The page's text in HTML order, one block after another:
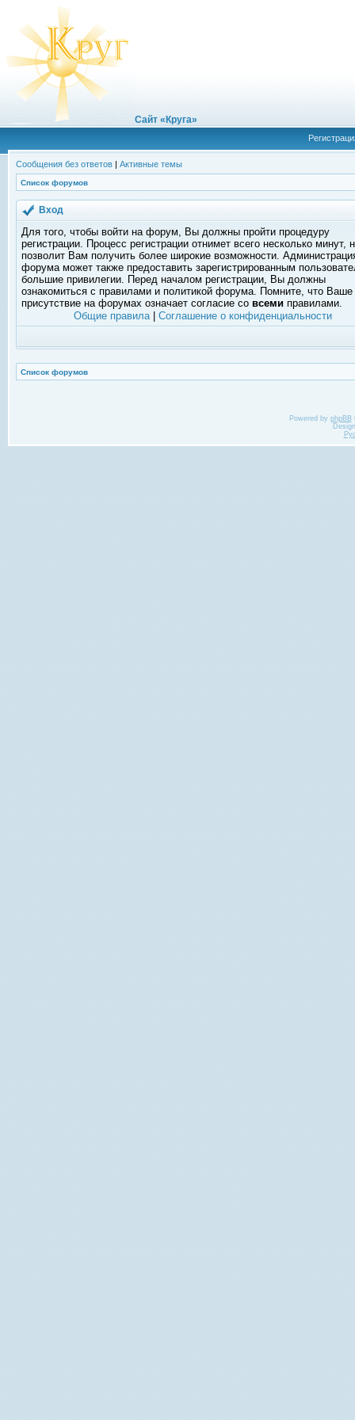
Сайт «Круга»
Сообщения без ответов | Активные темы
Список форумов
Вход
Для того, чтобы войти на форум, Вы должны пройти процедуру
регистрации. Процесс регистрации отнимет всего несколько минут,
позволит Вам получить более широкие возможности.
форума может также предоставить зарегистрированным
большие привилегии. Перед началом регистрации, Вы должны
ознакомиться с правилами и политикой форума. Помните, что Ваше
присутствие на форумах означает согласие со всеми правилами.
Общие правила| Соглашение о конфиденциальности
Список форумов
Powered by phpBB